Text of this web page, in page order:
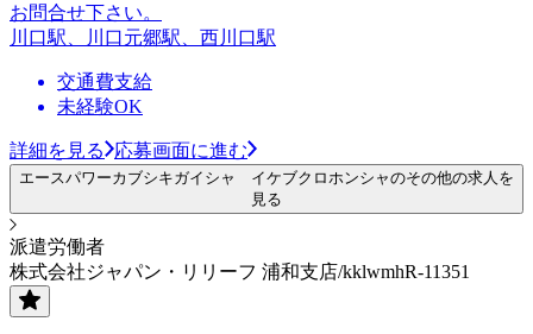
お問合せ下さい。
川口駅、川口元郷駅、西川口駅
交通費支給
未経験OK
詳細を見る 応募画面に進む
エースパワーカブシキガイシャ イケブクロホンシャのその他の求人を
見る
派遣労働者
株式会社ジャパン・リリーフ 浦和支店/kklwmhR-11351